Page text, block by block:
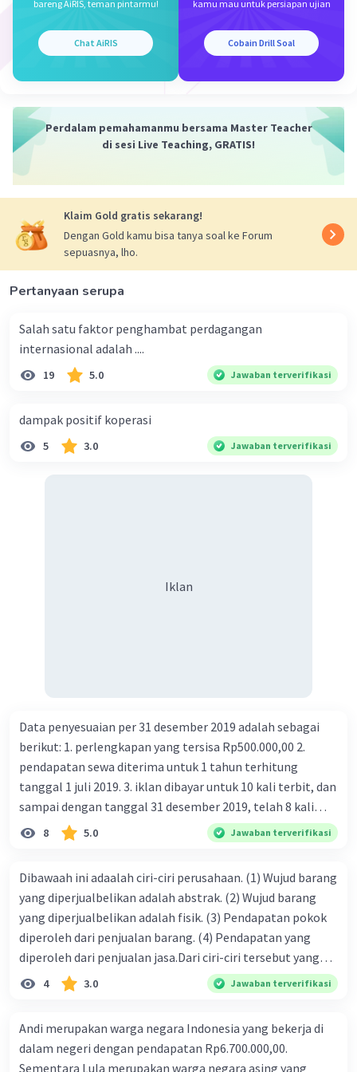
bareng AiRIS, teman pintarmu!
Chat AiRIS
kamu mau untuk persiapan ujian
Cobain Drill Soal
Perdalam pemahamanmu bersama Master Teacher
di sesi Live Teaching, GRATIS!
Klaim Gold gratis sekarang!
Dengan Gold kamu bisa tanya soal ke Forum
sepuasnya, lho.
Pertanyaan serupa
Salah satu faktor penghambat perdagangan
internasional adalah ....
19 5.0 Jawaban terverifikasi
dampak positif koperasi
5 3.0 Jawaban terverifikasi
Iklan
Data penyesuaian per 31 desember 2019 adalah sebagai
berikut: 1. perlengkapan yang tersisa Rp500.000,00 2.
pendapatan sewa diterima untuk 1 tahun terhitung
tanggal 1 juli 2019. 3. iklan dibayar untuk 10 kali terbit, dan
sampai dengan tanggal 31 desember 2019, telah 8 kali
terbit. 4. gaji terutang untuk periode berjalan sebesar
Rp800.000,00 dari data di atas, pencatatan jurnal pembalik
8 5.0 Jawaban terverifikasi
Dibawaah ini adaalah ciri-ciri perusahaan. (1) Wujud barang
yang diperjualbelikan adalah abstrak. (2) Wujud barang
yang diperjualbelikan adalah fisik. (3) Pendapatan pokok
diperoleh dari penjualan barang. (4) Pendapatan yang
diperoleh dari penjualan jasa.Dari ciri-ciri tersebut yang
merupakan ciri dari perusahaan dagang ditunjukan pada
nomor…. a. 1 dan 3 b. 3 dan 4 c. 2 dan 3 d. 1 dan 2 e. 2 dan 4
4 3.0 Jawaban terverifikasi
Andi merupakan warga negara Indonesia yang bekerja di
dalam negeri dengan pendapatan Rp6.700.000,00.
Sementara Lula merupakan warga negara asing yang